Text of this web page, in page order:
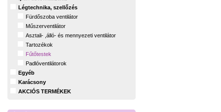
Légtechnika, szellőzés
Fürdőszoba ventilátor
Műszerventilátor
Asztali- ,álló- és mennyezeti ventilátor
Tartozékok
Fűtőtestek
Padlóventilátorok
Egyéb
Karácsony
AKCIÓS TERMÉKEK